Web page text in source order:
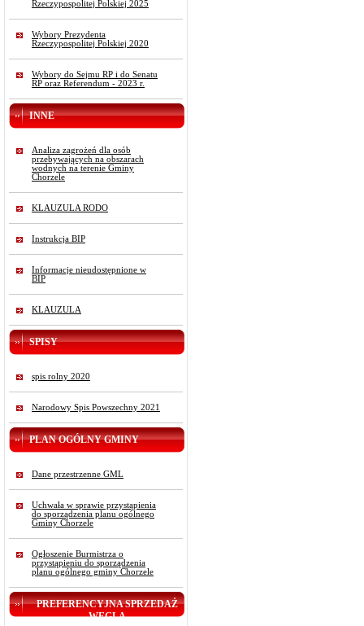
Rzeczypospolitej Polskiej 2025
Wybory Prezydenta
Rzeczypospolitej Polskiej 2020
Wybory do Sejmu RP i do Senatu
RP oraz Referendum - 2023 r.
INNE
Analiza zagrożeń dla osób
przebywających na obszarach
wodnych na terenie Gminy
Chorzele
KLAUZULA RODO
Instrukcja BIP
Informacje nieudostępnione w
BIP
KLAUZULA
SPISY
spis rolny 2020
Narodowy Spis Powszechny 2021
PLAN OGÓLNY GMINY
Dane przestrzenne GML
Uchwała w sprawie przystąpienia
do sporządzenia planu ogólnego
Gminy Chorzele
Ogłoszenie Burmistrza o
przystąpieniu do sporządzenia
planu ogólnego gminy Chorzele
PREFERENCYJNA SPRZEDAŻ
WĘGLA